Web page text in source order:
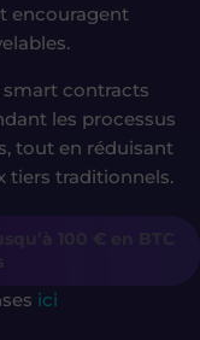
encouragent
contracts
les processus
tout en réduisant
tiers traditionnels.
100 € en BTC
ici